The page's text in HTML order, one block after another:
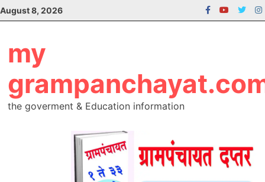
Skip
to
August 8, 2026
my
the goverment & Education information